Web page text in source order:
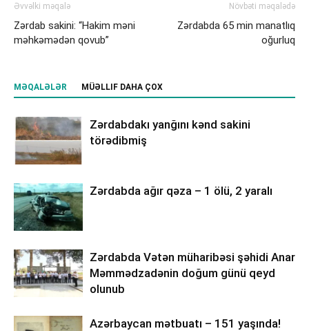
Əvvəlki məqalə
Zərdab sakini: “Hakim məni
məhkəmədən qovub”
Növbəti məqalədə
Zərdabda 65 min manatlıq
oğurluq
MƏQALƏLƏR MÜƏLLIF DAHA ÇOX
Zərdabdakı yanğını kənd sakini
törədibmiş
Zərdabda ağır qəza – 1 ölü, 2 yaralı
Zərdabda Vətən müharibəsi şəhidi Anar
Məmmədzadənin doğum günü qeyd
olunub
Azərbaycan mətbuatı – 151 yaşında!